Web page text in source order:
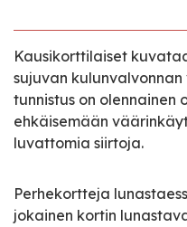
Kausikorttilaiset
sujuvan
tunnistus on
ehkäisemään
luvattomia siirtoja.
Perhekortteja
jokainen kortin